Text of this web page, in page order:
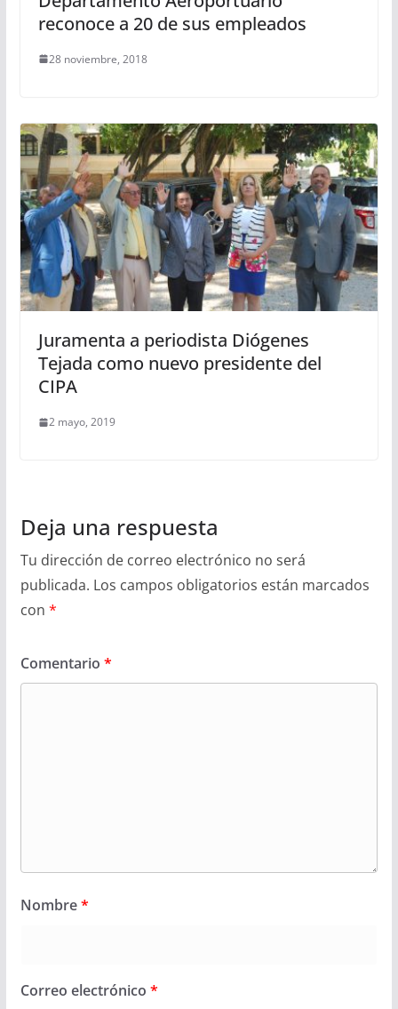
reconoce a 20 de sus empleados
28 noviembre, 2018
Juramenta a periodista Diógenes
Tejada como nuevo presidente del
CIPA
2 mayo, 2019
Deja una respuesta
Tu dirección de correo electrónico no será
publicada. Los campos obligatorios están marcados
con *
Comentario *
Nombre*
Correo electrónico *